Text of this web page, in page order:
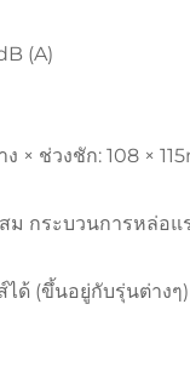
(A)
× ช่วงชัก: 108 ×
ม กระบวนการหล่อแ
ด้ (ขึ้นอยู่กับรุ่นต่างๆ)